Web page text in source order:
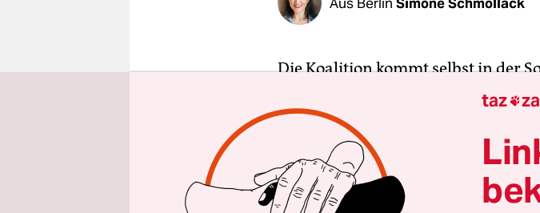
Die Koalition kommt selbst in der
eskaliert erneut der Streit
Juniorpartner SPD um die
kennen, ist ein Konzept von Horst
Vizefraktionschefin Eva Högl am
„Darauf warten wir bisher
taz 